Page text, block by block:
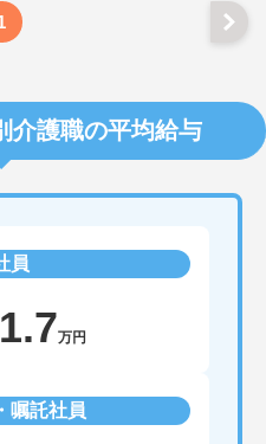
介護職の平均給与
員
万円
嘱託社員